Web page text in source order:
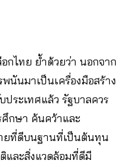
กไทย ย้ำด้วยว่า นอกจาก
นันมาเป็นเครื่องมือสร้าง
ระเทศแล้ว รัฐบาลควร
ศึกษา ค้นคว้าและ
ยที่ดีบนฐานที่เป็นต้นทุน
และสิ่งแวดล้อมที่ดีมี